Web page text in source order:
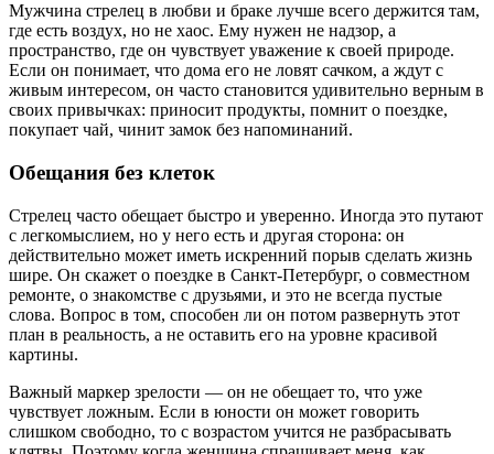
Мужчина стрелец в любви и браке лучше всего держится там,
где есть воздух, но не хаос. Ему нужен не надзор, а
пространство, где он чувствует уважение к своей природе.
Если он понимает, что дома его не ловят сачком, а ждут с
живым интересом, он часто становится удивительно верным в
своих привычках: приносит продукты, помнит о поездке,
покупает чай, чинит замок без напоминаний.
Обещания без клеток
Стрелец часто обещает быстро и уверенно. Иногда это путают
с легкомыслием, но у него есть и другая сторона: он
действительно может иметь искренний порыв сделать жизнь
шире. Он скажет о поездке в Санкт-Петербург, о совместном
ремонте, о знакомстве с друзьями, и это не всегда пустые
слова. Вопрос в том, способен ли он потом развернуть этот
план в реальность, а не оставить его на уровне красивой
картины.
Важный маркер зрелости — он не обещает то, что уже
чувствует ложным. Если в юности он может говорить
слишком свободно, то с возрастом учится не разбрасывать